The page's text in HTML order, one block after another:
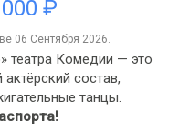
₽
06 Сентября 2026.
театра Комедии — это
состав,
танцы.